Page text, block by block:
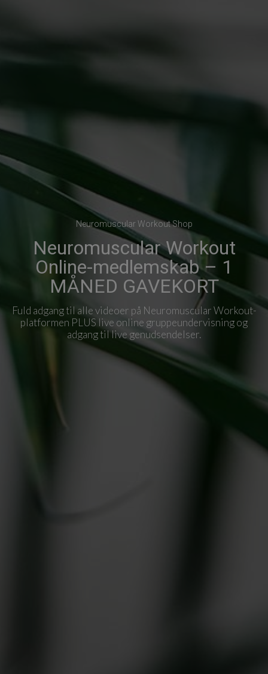
Neuromuscular Workout Shop
Neuromuscular Workout
Online-medlemskab – 1
MÅNED GAVEKORT
Fuld adgang til alle videoer på Neuromuscular Workout-
platformen PLUS live online gruppeundervisning og
adgang til live genudsendelser.